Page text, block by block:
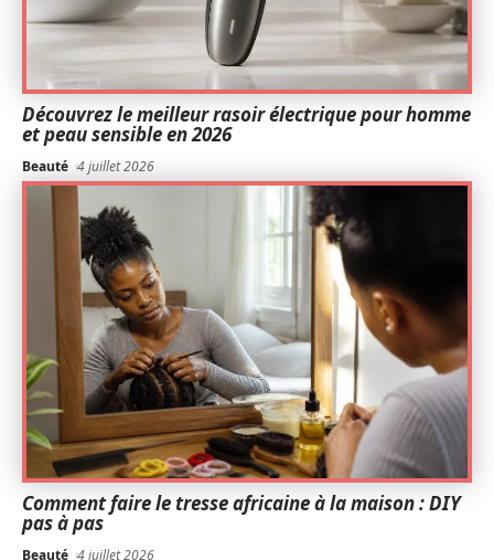
Découvrez le meilleur rasoir électrique pour homme
et peau sensible en 2026
Beauté 4 juillet 2026
Comment faire le tresse africaine à la maison : DIY
pas à pas
Beauté 4 juillet 2026